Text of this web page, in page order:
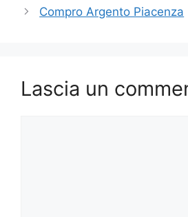
Compro Argento Piacenza
Lascia un